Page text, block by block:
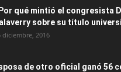
qué mintió el congresista
sobre su título
diciembre, 2016
de otro oficial ganó 56